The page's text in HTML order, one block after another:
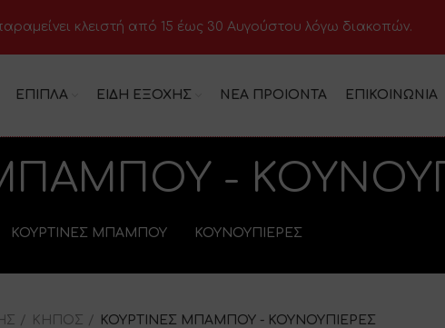
ΕΠΙΠΛΑ ΕΙΔΗ ΕΞΟΧΗΣ ΝΕΑ ΠΡΟΙΟΝΤΑ ΕΠΙΚΟΙΝΩΝΊΑ
-
ΚΟΥΡΤΙΝΕΣ ΜΠΑΜΠΟΥ ΚΟΥΝΟΥΠΙΕΡΕΣ
ΚΗΠΟΣ ΚΟΥΡΤΙΝΕΣ ΜΠΑΜΠΟΥ - ΚΟΥΝΟΥΠΙΕΡΕΣ
κλειστή από 15 έως 30 Αυγούστου λόγω διακοπών.